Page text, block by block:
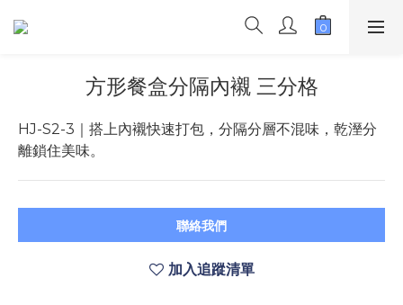
方形餐盒分隔內襯 三分格
HJ-S2-3｜搭上內襯快速打包，分隔分層不混味，乾溼分
離鎖住美味。
聯絡我們
加入追蹤清單